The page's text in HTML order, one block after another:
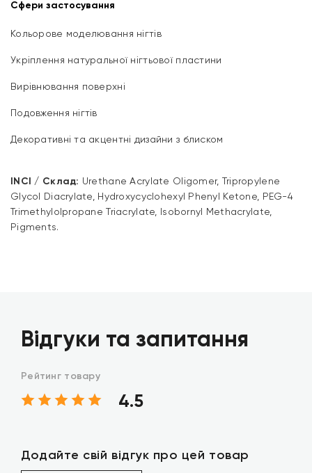
Сфери застосування
Кольорове моделювання нігтів
Укріплення натуральної нігтьової пластини
Вирівнювання поверхні
Подовження нігтів
Декоративні та акцентні дизайни з блиском
INCI / Склад: Urethane Acrylate Oligomer, Tripropylene
Glycol Diacrylate, Hydroxycyclohexyl Phenyl Ketone, PEG-4
Trimethylolpropane Triacrylate, Isobornyl Methacrylate,
Pigments.
Відгуки та запитання
Рейтинг товару
4.5
Додайте свій відгук про цей товар